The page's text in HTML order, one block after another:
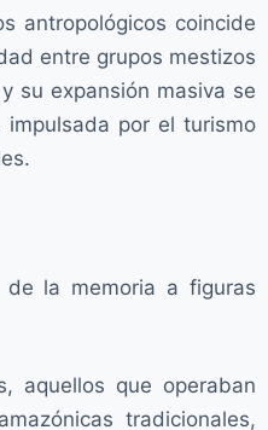
antropológicos coincide
entre grupos mestizos
su expansión masiva se
por el turismo
de la memoria a figuras
aquellos que operaban
tradicionales,